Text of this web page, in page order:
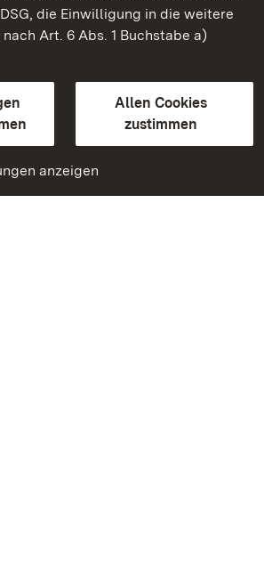
die Einwilligung in die weitere
Art. 6 Abs. 1 Buchstabe a)
Allen Cookies
zustimmen
anzeigen
und Gärten Baden-Württemberg
Sprache
Seiten)